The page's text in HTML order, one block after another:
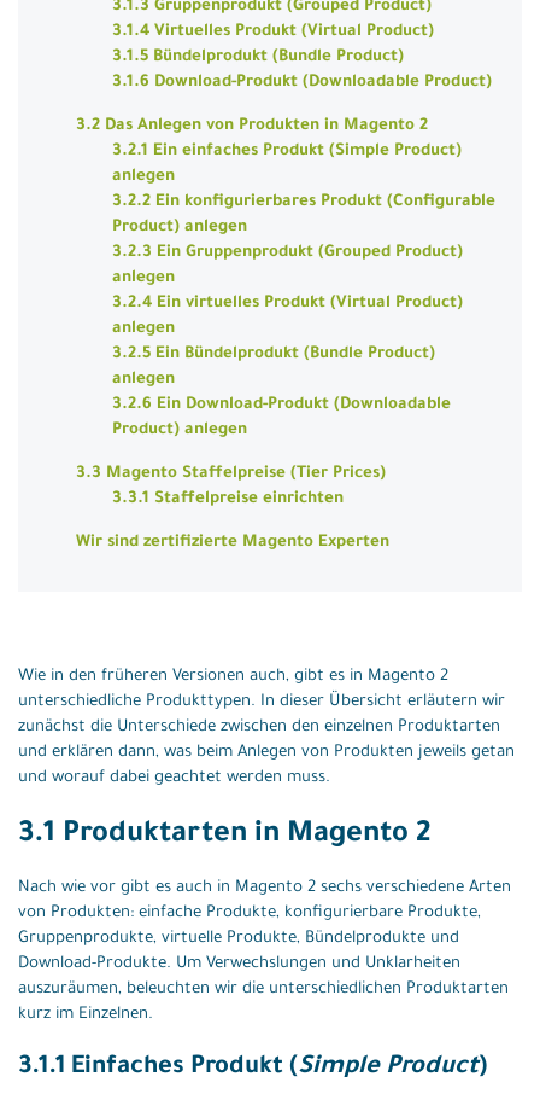
3.1.3 Gruppenprodukt (Grouped Product)
3.1.4 Virtuelles Produkt (Virtual Product)
3.1.5 Bündelprodukt (Bundle Product)
3.1.6 Download-Produkt (Downloadable Product)
3.2 Das Anlegen von Produkten in Magento 2
3.2.1 Ein einfaches Produkt (Simple Product)
anlegen
3.2.2 Ein konfigurierbares Produkt (Configurable
Product) anlegen
3.2.3 Ein Gruppenprodukt (Grouped Product)
anlegen
3.2.4 Ein virtuelles Produkt (Virtual Product)
anlegen
3.2.5 Ein Bündelprodukt (Bundle Product)
anlegen
3.2.6 Ein Download-Produkt (Downloadable
Product) anlegen
3.3 Magento Staffelpreise (Tier Prices)
3.3.1 Staffelpreise einrichten
Wir sind zertifizierte Magento Experten
Wie in den früheren Versionen auch, gibt es in Magento 2
unterschiedliche Produkttypen. In dieser Übersicht erläutern wir
zunächst die Unterschiede zwischen den einzelnen Produktarten
und erklären dann, was beim Anlegen von Produkten jeweils getan
und worauf dabei geachtet werden muss.
3.1 Produktarten in Magento 2
Nach wie vor gibt es auch in Magento 2 sechs verschiedene Arten
von Produkten: einfache Produkte, konfigurierbare Produkte,
Gruppenprodukte, virtuelle Produkte, Bündelprodukte und
Download-Produkte. Um Verwechslungen und Unklarheiten
auszuräumen, beleuchten wir die unterschiedlichen Produktarten
kurz im Einzelnen.
3.1.1 Einfaches Produkt (Simple Product)